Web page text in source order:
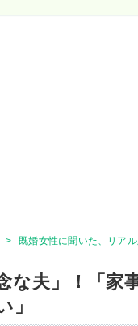
> 既婚女性に聞いた、リア
な夫」！「家
」